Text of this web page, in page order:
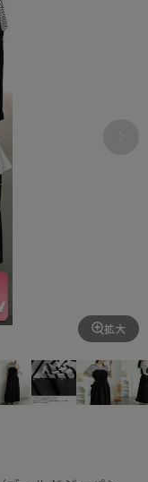
拡大